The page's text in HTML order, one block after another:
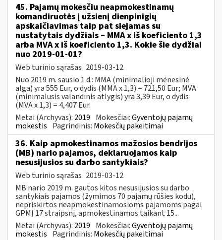
45. Pajamų mokesčiu neapmokestinamų
komandiruotės į užsienį dienpinigių
apskaičiavimas taip pat siejamas su
nustatytais dydžiais – MMA x iš koeficiento 1,3
arba MVA x iš koeficiento 1,3. Kokie šie dydžiai
nuo 2019-01-01?
Web turinio sąrašas 2019-03-12
Nuo 2019 m. sausio 1 d.: MMA (minimalioji mėnesinė
alga) yra 555 Eur, o dydis (MMA x 1,3) = 721,50 Eur; MVA
(minimalusis valandinis atlygis) yra 3,39 Eur, o dydis
(MVA x 1,3) = 4,407 Eur.
Metai (Archyvas): 2019 Mokesčiai:Gyventojų pajamų
mokestis Pagrindinis: Mokesčių pakeitimai
36. Kaip apmokestinamos mažosios bendrijos
(MB) nario pajamos, deklaruojamos kaip
nesusijusios su darbo santykiais?
Web turinio sąrašas 2019-03-12
MB nario 2019 m. gautos kitos nesusijusios su darbo
santykiais pajamos (žymimos 70 pajamų rūšies kodu),
nepriskirtos neapmokestinamosioms pajamoms pagal
GPMĮ 17 straipsnį, apmokestinamos taikant 15...
Metai (Archyvas): 2019 Mokesčiai:Gyventojų pajamų
mokestis Pagrindinis: Mokesčių pakeitimai